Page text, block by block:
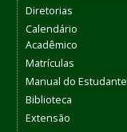
Diretorias
Calendário
Acadêmico
Matrículas
Manual do Estudante
Biblioteca
Extensão